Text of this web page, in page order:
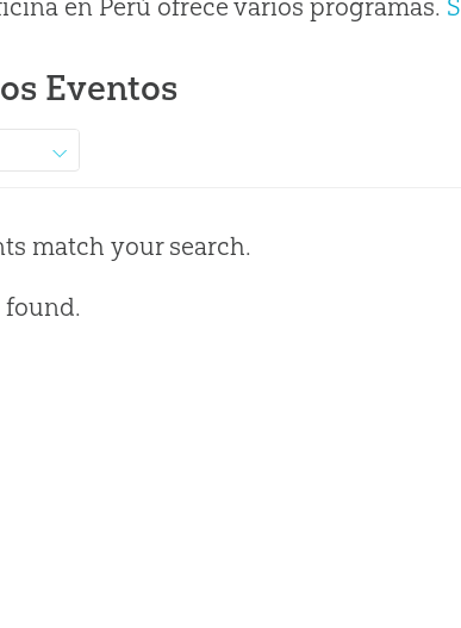
en Perú ofrece varios programas.
Eventos
match your search.
found.